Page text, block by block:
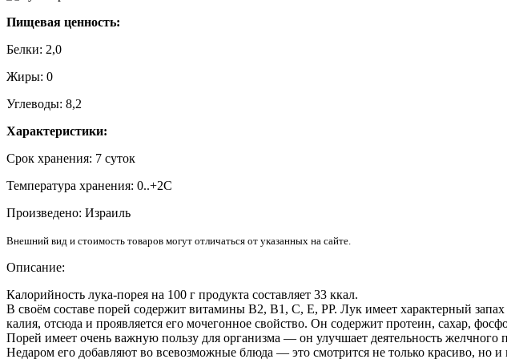
Пищевая ценность:
Белки: 2,0
Жиры: 0
Углеводы: 8,2
Характеристики:
Срок хранения: 7 суток
Температура хранения: 0..+2С
Произведено: Израиль
Внешний вид и стоимость товаров могут отличаться от указанных на сайте.
Описание:
Калорийность лука-порея на 100 г продукта составляет 33 ккал.
В своём составе порей содержит витамины В2, В1, С, Е, РР. Лук имеет характерный
калия, отсюда и проявляется его мочегонное свойство. Он содержит протеин, сахар,
Порей имеет очень важную пользу для организма ― он улучшает деятельность желчного
Недаром его добавляют во всевозможные блюда ― это смотрится не только красиво,